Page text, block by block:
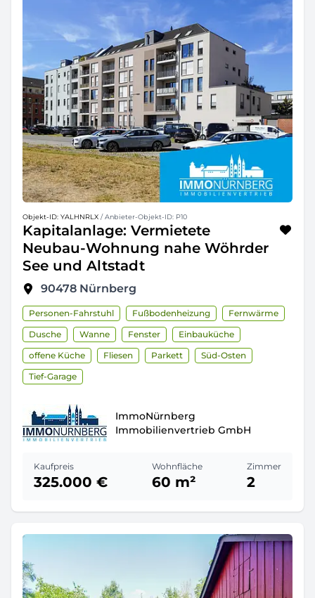
Objekt-ID: YALHNRLX / Anbieter-Objekt-ID: P10
Kapitalanlage: Vermietete
Neubau-Wohnung nahe Wöhrder
See und Altstadt
90478 Nürnberg
Personen-Fahrstuhl Fußbodenheizung
Fernwärme
Dusche
Wanne Fenster
Einbauküche
offene Küche
Fliesen Parkett
Süd-Osten
Tief-Garage
ImmoNürnberg
Immobilienvertrieb GmbH
Kaufpreis
325.000 €
Wohnfläche
60 m²
Zimmer
2